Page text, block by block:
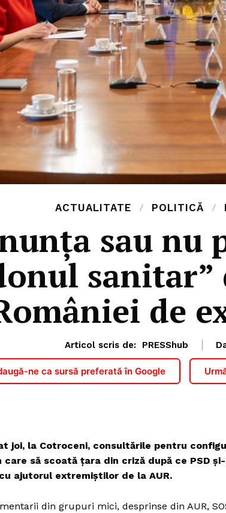
ACTUALITATE POLITICĂ
sau nu
de
Articol scris de: PRESShub
ne ca sursă preferată în Google
joi, la Cotroceni, consultările pentru
să scoată țara din criză după ce PSD
ajutorul extremiștilor de la AUR.
din grupuri mici, desprinse din AUR,